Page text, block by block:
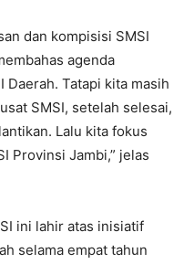
dan kompisisi SMSI
agenda
Tatapi kita masih
SMSI, setelah selesai,
Lalu kita fokus
Provinsi Jambi,” jelas
ini lahir atas inisiatif
selama empat tahun